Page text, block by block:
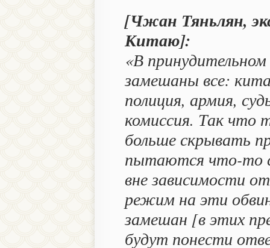
[Чжан Тяньлян,
Китаю]:
«В принудительном
замешаны все:
полиция, армия,
комиссия. Так что
больше скрывать
пытаются что-то
вне зависимости
режим на эти
замешан [в этих
будут понести